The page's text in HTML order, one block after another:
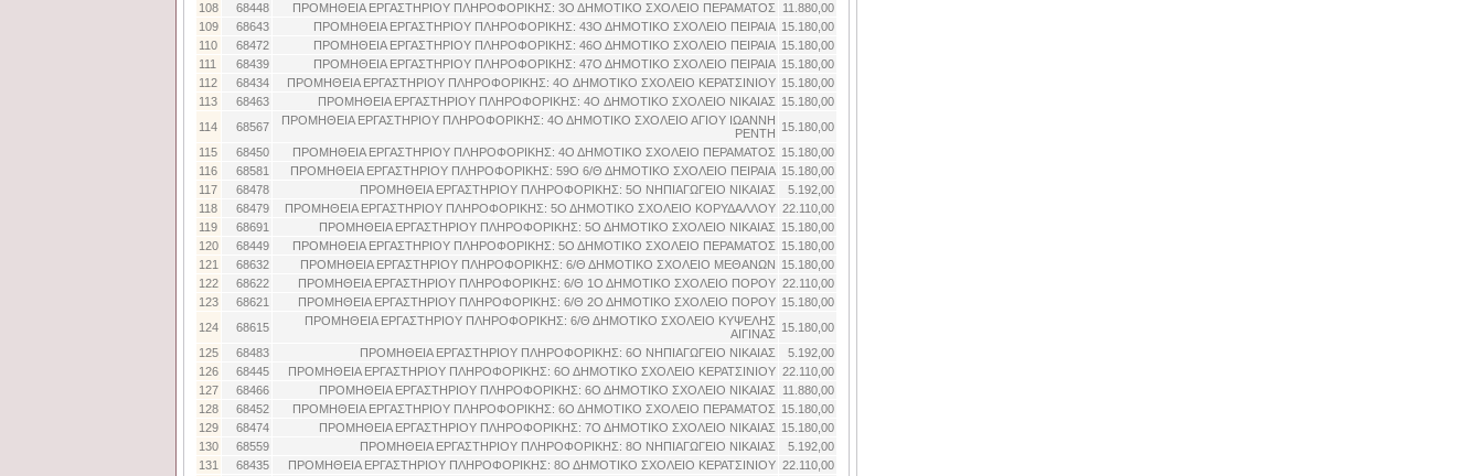
108
68448 ΠΡΟΜΗΘΕΙΑ ΕΡΓΑΣΤΗΡΙΟΥ ΠΛΗΡΟΦΟΡΙΚΗΣ: 3Ο ΔΗΜΟΤΙΚΟ ΣΧΟΛΕΙΟ ΠΕΡΑΜΑΤΟΣ
11.880,00
109
68643 ΠΡΟΜΗΘΕΙΑ ΕΡΓΑΣΤΗΡΙΟΥ ΠΛΗΡΟΦΟΡΙΚΗΣ: 43Ο ΔΗΜΟΤΙΚΟ ΣΧΟΛΕΙΟ ΠΕΙΡΑΙΑ 15.180,00
110
68472 ΠΡΟΜΗΘΕΙΑ ΕΡΓΑΣΤΗΡΙΟΥ ΠΛΗΡΟΦΟΡΙΚΗΣ: 46Ο ΔΗΜΟΤΙΚΟ ΣΧΟΛΕΙΟ ΠΕΙΡΑΙΑ 15.180,00
111
68439 ΠΡΟΜΗΘΕΙΑ ΕΡΓΑΣΤΗΡΙΟΥ ΠΛΗΡΟΦΟΡΙΚΗΣ: 47Ο ΔΗΜΟΤΙΚΟ ΣΧΟΛΕΙΟ ΠΕΙΡΑΙΑ 15.180,00
112
68434 ΠΡΟΜΗΘΕΙΑ ΕΡΓΑΣΤΗΡΙΟΥ ΠΛΗΡΟΦΟΡΙΚΗΣ: 4O ΔΗΜΟΤΙΚΟ ΣΧΟΛΕΙΟ ΚΕΡΑΤΣΙΝΙΟΥ 15.180,00
113
68463 ΠΡΟΜΗΘΕΙΑ ΕΡΓΑΣΤΗΡΙΟΥ ΠΛΗΡΟΦΟΡΙΚΗΣ: 4O ΔΗΜΟΤΙΚΟ ΣΧΟΛΕΙΟ ΝΙΚΑΙΑΣ 15.180,00
114
68567
ΠΡΟΜΗΘΕΙΑ ΕΡΓΑΣΤΗΡΙΟΥ ΠΛΗΡΟΦΟΡΙΚΗΣ: 4Ο ΔΗΜΟΤΙΚΟ ΣΧΟΛΕΙΟ ΑΓΙΟΥ ΙΩΑΝΝΗ
ΡΕΝΤΗ 15.180,00
115
68450 ΠΡΟΜΗΘΕΙΑ ΕΡΓΑΣΤΗΡΙΟΥ ΠΛΗΡΟΦΟΡΙΚΗΣ: 4Ο ΔΗΜΟΤΙΚΟ ΣΧΟΛΕΙΟ ΠΕΡΑΜΑΤΟΣ 15.180,00
116
68581 ΠΡΟΜΗΘΕΙΑ ΕΡΓΑΣΤΗΡΙΟΥ ΠΛΗΡΟΦΟΡΙΚΗΣ: 59Ο 6/Θ ΔΗΜΟΤΙΚΟ ΣΧΟΛΕΙΟ ΠΕΙΡΑΙΑ 15.180,00
117
68478 ΠΡΟΜΗΘΕΙΑ ΕΡΓΑΣΤΗΡΙΟΥ ΠΛΗΡΟΦΟΡΙΚΗΣ: 5O ΝΗΠΙΑΓΩΓΕΙΟ ΝΙΚΑΙΑΣ
5.192,00
118
68479 ΠΡΟΜΗΘΕΙΑ ΕΡΓΑΣΤΗΡΙΟΥ ΠΛΗΡΟΦΟΡΙΚΗΣ: 5Ο ΔΗΜΟΤΙΚΟ ΣΧΟΛΕΙΟ ΚΟΡΥΔΑΛΛΟΥ 22.110,00
119
68691 ΠΡΟΜΗΘΕΙΑ ΕΡΓΑΣΤΗΡΙΟΥ ΠΛΗΡΟΦΟΡΙΚΗΣ: 5Ο ΔΗΜΟΤΙΚΟ ΣΧΟΛΕΙΟ ΝΙΚΑΙΑΣ 15.180,00
120
68449 ΠΡΟΜΗΘΕΙΑ ΕΡΓΑΣΤΗΡΙΟΥ ΠΛΗΡΟΦΟΡΙΚΗΣ: 5Ο ΔΗΜΟΤΙΚΟ ΣΧΟΛΕΙΟ ΠΕΡΑΜΑΤΟΣ 15.180,00
121
68632 ΠΡΟΜΗΘΕΙΑ ΕΡΓΑΣΤΗΡΙΟΥ ΠΛΗΡΟΦΟΡΙΚΗΣ: 6/Θ ΔΗΜΟΤΙΚΟ ΣΧΟΛΕΙΟ ΜΕΘΑΝΩΝ 15.180,00
122
68622 ΠΡΟΜΗΘΕΙΑ ΕΡΓΑΣΤΗΡΙΟΥ ΠΛΗΡΟΦΟΡΙΚΗΣ: 6/Θ 1Ο ΔΗΜΟΤΙΚΟ ΣΧΟΛΕΙΟ ΠΟΡΟΥ 22.110,00
123
68621 ΠΡΟΜΗΘΕΙΑ ΕΡΓΑΣΤΗΡΙΟΥ ΠΛΗΡΟΦΟΡΙΚΗΣ: 6/Θ 2Ο ΔΗΜΟΤΙΚΟ ΣΧΟΛΕΙΟ ΠΟΡΟΥ 15.180,00
124
68615
ΠΡΟΜΗΘΕΙΑ ΕΡΓΑΣΤΗΡΙΟΥ ΠΛΗΡΟΦΟΡΙΚΗΣ: 6/Θ ΔΗΜΟΤΙΚΟ ΣΧΟΛΕΙΟ ΚΥΨΕΛΗΣ
ΑΙΓΙΝΑΣ 15.180,00
125
68483 ΠΡΟΜΗΘΕΙΑ ΕΡΓΑΣΤΗΡΙΟΥ ΠΛΗΡΟΦΟΡΙΚΗΣ: 6O ΝΗΠΙΑΓΩΓΕΙΟ ΝΙΚΑΙΑΣ
5.192,00
126
68445 ΠΡΟΜΗΘΕΙΑ ΕΡΓΑΣΤΗΡΙΟΥ ΠΛΗΡΟΦΟΡΙΚΗΣ: 6Ο ΔΗΜΟΤΙΚΟ ΣΧΟΛΕΙΟ ΚΕΡΑΤΣΙΝΙΟΥ 22.110,00
127
68466 ΠΡΟΜΗΘΕΙΑ ΕΡΓΑΣΤΗΡΙΟΥ ΠΛΗΡΟΦΟΡΙΚΗΣ: 6Ο ΔΗΜΟΤΙΚΟ ΣΧΟΛΕΙΟ ΝΙΚΑΙΑΣ
11.880,00
128
68452 ΠΡΟΜΗΘΕΙΑ ΕΡΓΑΣΤΗΡΙΟΥ ΠΛΗΡΟΦΟΡΙΚΗΣ: 6Ο ΔΗΜΟΤΙΚΟ ΣΧΟΛΕΙΟ ΠΕΡΑΜΑΤΟΣ 15.180,00
129
68474 ΠΡΟΜΗΘΕΙΑ ΕΡΓΑΣΤΗΡΙΟΥ ΠΛΗΡΟΦΟΡΙΚΗΣ: 7Ο ΔΗΜΟΤΙΚΟ ΣΧΟΛΕΙΟ ΝΙΚΑΙΑΣ 15.180,00
130
68559 ΠΡΟΜΗΘΕΙΑ ΕΡΓΑΣΤΗΡΙΟΥ ΠΛΗΡΟΦΟΡΙΚΗΣ: 8O ΝΗΠΙΑΓΩΓΕΙΟ ΝΙΚΑΙΑΣ
5.192,00
131
68435 ΠΡΟΜΗΘΕΙΑ ΕΡΓΑΣΤΗΡΙΟΥ ΠΛΗΡΟΦΟΡΙΚΗΣ: 8Ο ΔΗΜΟΤΙΚΟ ΣΧΟΛΕΙΟ ΚΕΡΑΤΣΙΝΙΟΥ 22.110,00